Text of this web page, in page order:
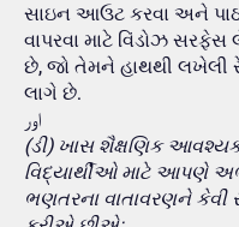
સાઇન આઉટ કરવા અને
વાપરવા માટે વિંડોઝ સરફેસ
છે, જો તેમને હાથથી લખેલી
લાગે છે.
اور
(ડી) ખાસ શૈક્ષણિક
વિદ્યાર્થીઓ માટે આપણે
ભણતરના વાતાવરણને